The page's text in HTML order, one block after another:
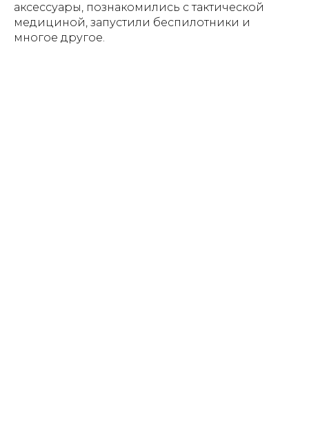
аксессуары, познакомились с тактической
медициной, запустили беспилотники и
многое другое.